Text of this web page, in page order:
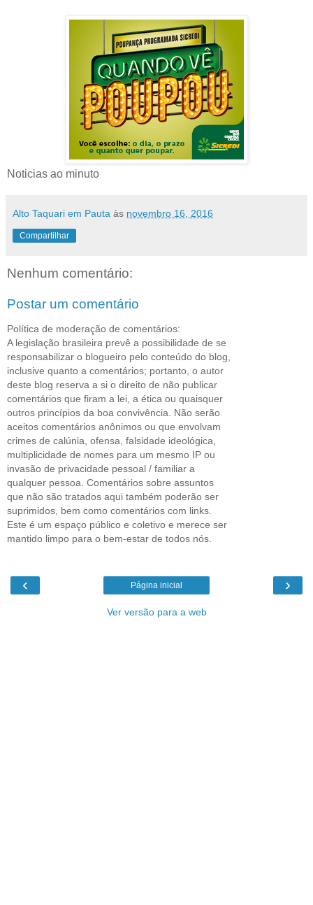
Noticias ao minuto
Alto Taquari em Pauta às novembro 16, 2016
Compartilhar
Nenhum comentário:
Postar um comentário
Política de moderação de comentários:
A legislação brasileira prevê a possibilidade de se
responsabilizar o blogueiro pelo conteúdo do blog,
inclusive quanto a comentários; portanto, o autor
deste blog reserva a si o direito de não publicar
comentários que firam a lei, a ética ou quaisquer
outros princípios da boa convivência. Não serão
aceitos comentários anônimos ou que envolvam
crimes de calúnia, ofensa, falsidade ideológica,
multiplicidade de nomes para um mesmo IP ou
invasão de privacidade pessoal / familiar a
qualquer pessoa. Comentários sobre assuntos
que não são tratados aqui também poderão ser
suprimidos, bem como comentários com links.
Este é um espaço público e coletivo e merece ser
mantido limpo para o bem-estar de todos nós.
‹ ›
Página inicial
Ver versão para a web